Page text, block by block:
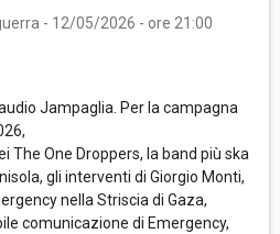
- 12/05/2026 - ore 21:00
Jampaglia. Per la campagna
The One Droppers, la band più ska
gli interventi di Giorgio Monti,
nella Striscia di Gaza,
comunicazione di Emergency,